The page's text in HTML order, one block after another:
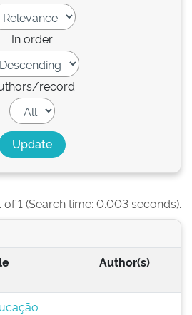
In order
record
of 1 (Search time: 0.003 seconds).
Author(s)